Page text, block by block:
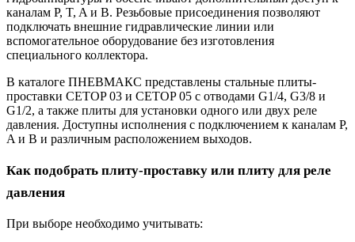
каналам P, T, A и B. Резьбовые присоединения позволяют
подключать внешние гидравлические линии или
вспомогательное оборудование без изготовления
специального коллектора.
В каталоге ПНЕВМАКС представлены стальные плиты-
проставки CETOP 03 и CETOP 05 с отводами G1/4, G3/8 и
G1/2, а также плиты для установки одного или двух реле
давления. Доступны исполнения с подключением к каналам P,
A и B и различным расположением выходов.
Как подобрать плиту-проставку или плиту для реле
давления
При выборе необходимо учитывать: